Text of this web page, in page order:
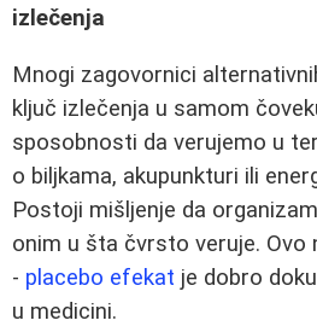
izlečenja
Mnogi zagovornici
ključ izlečenja u samom
sposobnosti da verujemo u
o biljkama, akupunkturi ili
Postoji mišljenje da
onim u šta čvrsto veruje. Ovo
- placebo efekat je dobro
u medicini.